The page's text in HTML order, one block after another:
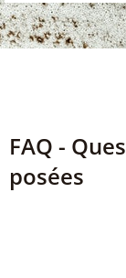
FAQ -
posées